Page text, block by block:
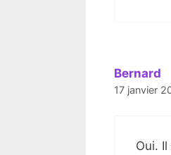
Bernard
17 janvier
Oui.